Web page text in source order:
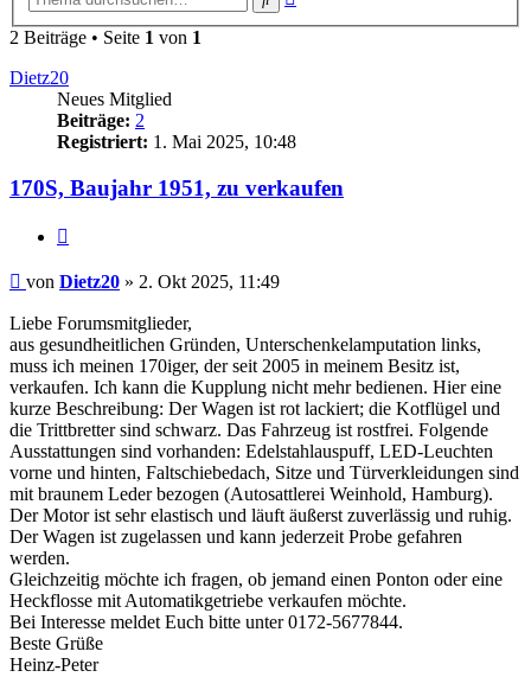
2 Beiträge • Seite 1 von 1
Dietz20
Neues Mitglied
Beiträge: 2
Registriert: 1. Mai 2025, 10:48
170S, Baujahr 1951, zu verkaufen
Beitrag
von Dietz20 » 2. Okt 2025, 11:49
Liebe Forumsmitglieder,
aus gesundheitlichen Gründen, Unterschenkelamputation links,
muss ich meinen 170iger, der seit 2005 in meinem Besitz ist,
verkaufen. Ich kann die Kupplung nicht mehr bedienen. Hier eine
kurze Beschreibung: Der Wagen ist rot lackiert; die Kotflügel und
die Trittbretter sind schwarz. Das Fahrzeug ist rostfrei. Folgende
Ausstattungen sind vorhanden: Edelstahlauspuff, LED-Leuchten
vorne und hinten, Faltschiebedach, Sitze und Türverkleidungen sind
mit braunem Leder bezogen (Autosattlerei Weinhold, Hamburg).
Der Motor ist sehr elastisch und läuft äußerst zuverlässig und ruhig.
Der Wagen ist zugelassen und kann jederzeit Probe gefahren
werden.
Gleichzeitig möchte ich fragen, ob jemand einen Ponton oder eine
Heckflosse mit Automatikgetriebe verkaufen möchte.
Bei Interesse meldet Euch bitte unter 0172-5677844.
Beste Grüße
Heinz-Peter